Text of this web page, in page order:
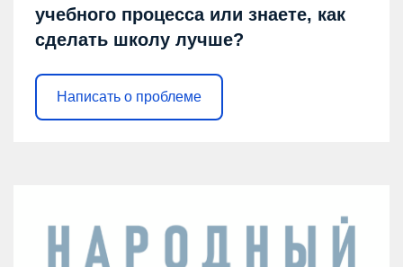
учебного процесса или знаете, как
сделать школу лучше?
Написать о проблеме